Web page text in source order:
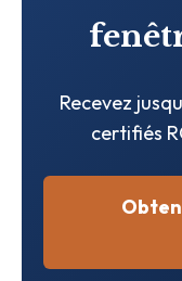
Recevez
certifiés